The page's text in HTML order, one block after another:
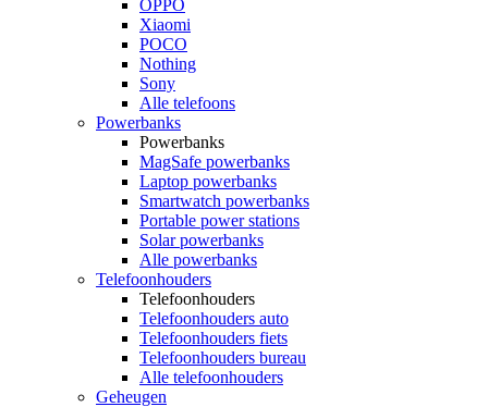
OPPO
Xiaomi
POCO
Nothing
Sony
Alle telefoons
Powerbanks
Powerbanks
MagSafe powerbanks
Laptop powerbanks
Smartwatch powerbanks
Portable power stations
Solar powerbanks
Alle powerbanks
Telefoonhouders
Telefoonhouders
Telefoonhouders auto
Telefoonhouders fiets
Telefoonhouders bureau
Alle telefoonhouders
Geheugen